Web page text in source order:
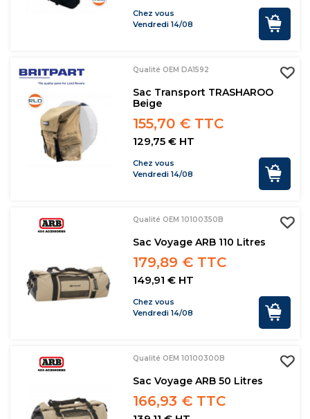
Chez vous
Vendredi 14/08
Qualité OEM DA1592
Sac Transport TRASHAROO
Beige
155,70 € TTC
129,75 € HT
Chez vous
Vendredi 14/08
Qualité OEM 10100350B
Sac Voyage ARB 110 Litres
179,89 € TTC
149,91 € HT
Chez vous
Vendredi 14/08
Qualité OEM 10100300B
Sac Voyage ARB 50 Litres
166,93 € TTC